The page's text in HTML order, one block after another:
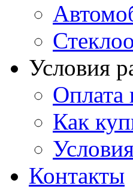
Условия
Оплата
Как
Контакты